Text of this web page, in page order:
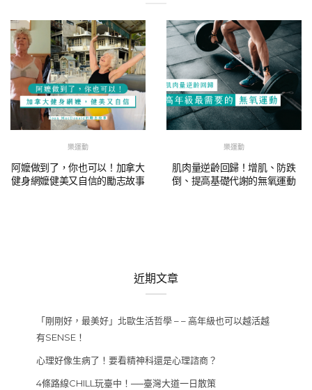
樂運動
阿嬤做到了，你也可以！加拿大
健身網嬤健美又自信的勵志故事
樂運動
肌肉量逆齡回歸！增肌、防跌
倒、提高基礎代謝的無氧運動
近期文章
「剛剛好，最美好」北歐生活哲學 – – 高年級也可以越活越
有SENSE！
心理好像生病了！要看精神科還是心理諮商？
4條路線CHILL玩臺中！──臺灣大道一日散策